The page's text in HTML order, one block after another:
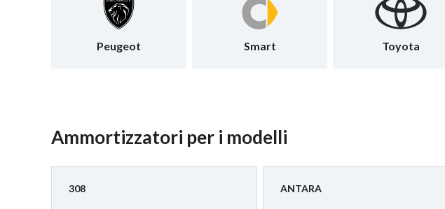
Peugeot Smart Toyota
Ammortizzatori per i modelli
308 ANTARA